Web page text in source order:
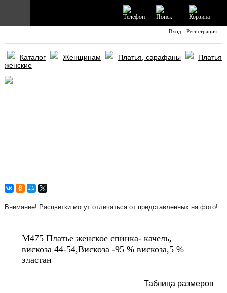
Каталог
Вход Регистрация
Каталог Женщинам Платья, сарафаны
Платья
женские
Внимание! Расцветки могут отличаться от представленных на фото!
М475 Платье женское спинка- качель,
вискоза 44-54,Вискоза -95 % вискоза,5 %
эластан
Таблица размеров